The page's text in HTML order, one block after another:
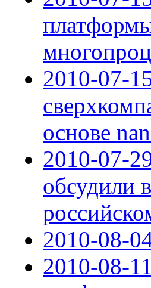
2010-07-
основе
2010-07-
обсудили
2010-08-
2010-08-